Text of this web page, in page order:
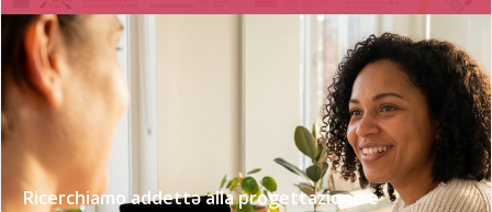
Ricerchiamo addettə alla progettazione e